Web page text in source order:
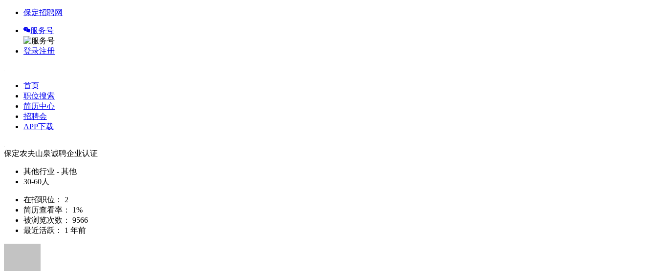
保定招聘网
服务号
登录注册
首页
职位搜索
简历中心
招聘会
APP下载
保定农夫山泉诚聘企业认证
其他行业 - 其他
30-60人
在招职位：
2
简历查看率：
1%
被浏览次数：
9566
最近活跃：
1 年前